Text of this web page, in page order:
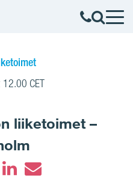
CET
liiketoimet –